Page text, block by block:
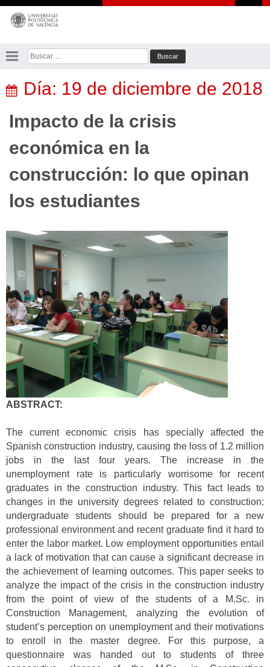
Saltar
contenido
Buscar:
Día: 19 de diciembre de 2018
Impacto de la crisis
económica en la
construcción: lo que opinan
los estudiantes
ABSTRACT:
The current economic crisis has specially affected the
Spanish construction industry, causing the loss of 1.2 million
jobs in the last four years. The increase in the
unemployment rate is particularly worrisome for recent
graduates in the construction industry. This fact leads to
changes in the university degrees related to construction:
undergraduate students should be prepared for a new
professional environment and recent graduate find it hard to
enter the labor market. Low employment opportunities entail
a lack of motivation that can cause a significant decrease in
the achievement of learning outcomes. This paper seeks to
analyze the impact of the crisis in the construction industry
from the point of view of the students of a M.Sc. in
Construction Management, analyzing the evolution of
student’s perception on unemployment and their motivations
to enroll in the master degree. For this purpose, a
questionnaire was handed out to students of three